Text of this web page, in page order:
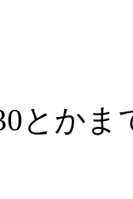
とか